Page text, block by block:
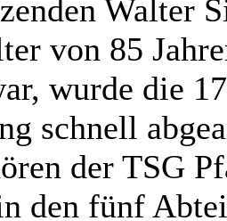
Walter
von 85
wurde die
schnell
der TSG
den fünf